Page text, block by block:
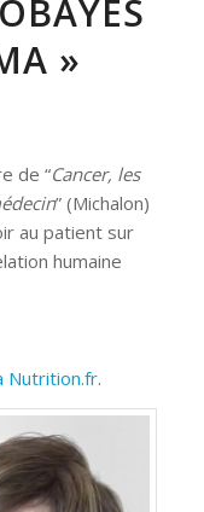
»
de “Cancer, les
” (Michalon)
au patient sur
humaine
Nutrition.fr.